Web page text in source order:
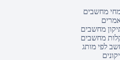
מחשבים
מחשבים
מחשבים
לפי מותג